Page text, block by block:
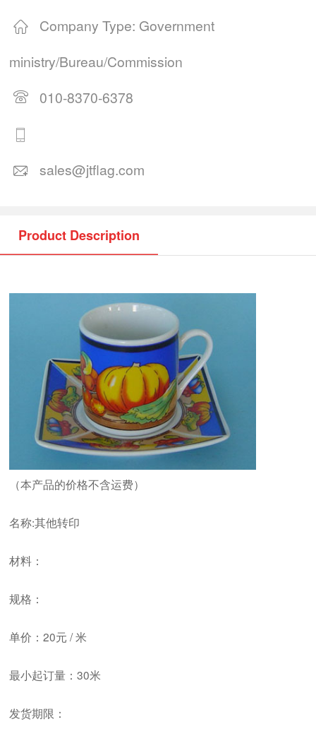
Company Type: Government
ministry/Bureau/Commission
010-8370-6378
sales@jtflag.com
Product Description
（本产品的价格不含运费）
名称:其他转印
材料：
规格：
单价：20元 / 米
最小起订量：30米
发货期限：